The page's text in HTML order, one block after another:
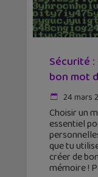
Sécurité
bon mot
24 mars
Choisir un
essentiel
que tu
créer de
mémoire !